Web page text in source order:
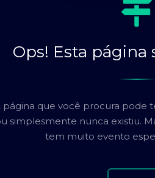
Ops! Esta página
página que você procura pode
simplesmente nunca existiu.
tem muito evento